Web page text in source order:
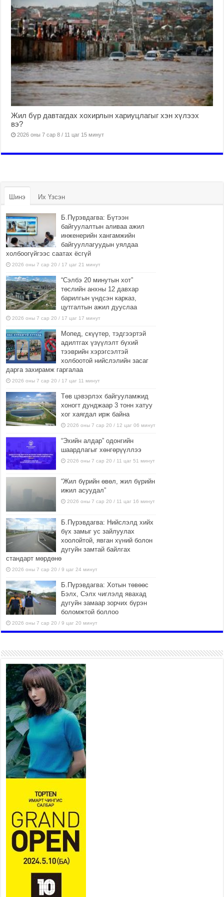
Жил бүр давтагдах хохирлын хариуцлагыг хэн хүлээх
вэ?
2026 оны 7 сар 8 / 11 цаг 15 минут
Шинэ Их Үзсэн
Б.Пүрэвдагва: Бүтээн
байгуулалтын аливаа ажил
инженерийн хангамжийн
байгууллагуудын уялдаа
холбоогүйгээс саатах ёсгүй
2026 оны 7 сар 20 / 17 цаг 21 минут
“Сэлбэ 20 минутын хот”
төслийн анхны 12 давхар
барилгын үндсэн карказ,
цутгалтын ажил дууслаа
2026 оны 7 сар 20 / 17 цаг 17 минут
Мопед, скүүтер, тэдгээртэй
адилтгах үзүүлэлт бүхий
тээврийн хэрэгсэлтэй
холбоотой нийслэлийн засаг
дарга захирамж гаргалаа
2026 оны 7 сар 20 / 17 цаг 11 минут
Төв цэвэрлэх байгууламжид
хоногт дунджаар 3 тонн хатуу
хог хаягдал ирж байна
2026 оны 7 сар 20 / 12 цаг 06 минут
“Эхийн алдар” одонгийн
шаардлагыг хөнгөрүүллээ
2026 оны 7 сар 20 / 11 цаг 51 минут
“Жил бүрийн өвөл, жил бүрийн
ижил асуудал”
2026 оны 7 сар 20 / 11 цаг 16 минут
Б.Пүрэвдагва: Нийслэлд хийх
бүх замыг ус зайлуулах
хоолойтой, явган хүний болон
дугуйн замтай байлгах
стандарт мөрдөнө
2026 оны 7 сар 20 / 9 цаг 24 минут
Б.Пүрэвдагва: Хотын төвөөс
Бэлх, Сэлх чиглэлд явахад
дугуйн замаар зорчих бүрэн
боломжтой боллоо
2026 оны 7 сар 20 / 9 цаг 20 минут
шугам хоолойн ажил 80
хувьтай үргэлжилж байна
2026 оны 7 сар 20 / 9 цаг 14 минут
Усархаг аадар бороо орж
байгаа тул аюулгүй байдлаа
хангаж, үер усны аюулаас
сэрэмжлэхийг нийслэлийн
Онцгой байдлын газраас анхааруулж байна
2026 оны 7 сар 20 / 9 цаг 09 минут
311 алба хаагч, 119 техник хэрэгсэлтэй ажиллаж
үер усны аюул, болзошгүй эрсдэлээс сэргийлж
байна
Аяллаа зөв төлөвлөхийг иргэдэд зөвлөж байна
2026 оны 7 сар 16 / 11 цаг 50 минут
Үер усны болзошгүй аюулаас сэргийлж,
холбогдох байгууллагууд өндөржүүлсэн бэлэн
байдалд ажиллаж байна
2026 оны 7 сар 15 / 13 цаг 06 минут
“Дэлхийн адууны өдөр”-т 15000 морьтон оролцож